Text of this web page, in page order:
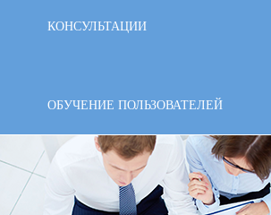
КОНСУЛЬТАЦИИ
ОБУЧЕНИЕ ПОЛЬЗОВАТЕЛЕЙ